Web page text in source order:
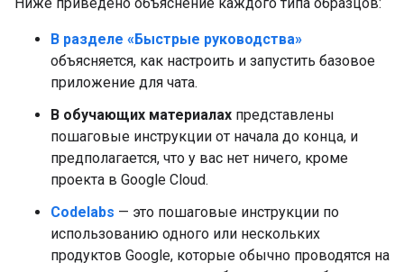
В разделе «Быстрые руководства»
объясняется, как настроить и запустить базовое
приложение для чата.
В обучающих материалах представлены
пошаговые инструкции от начала до конца, и
предполагается, что у вас нет ничего, кроме
проекта в Google Cloud.
Codelabs — это пошаговые инструкции по
использованию одного или нескольких
продуктов Google, которые обычно проводятся на